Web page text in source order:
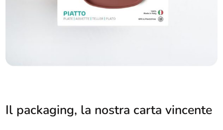
Il packaging, la nostra cartavincente